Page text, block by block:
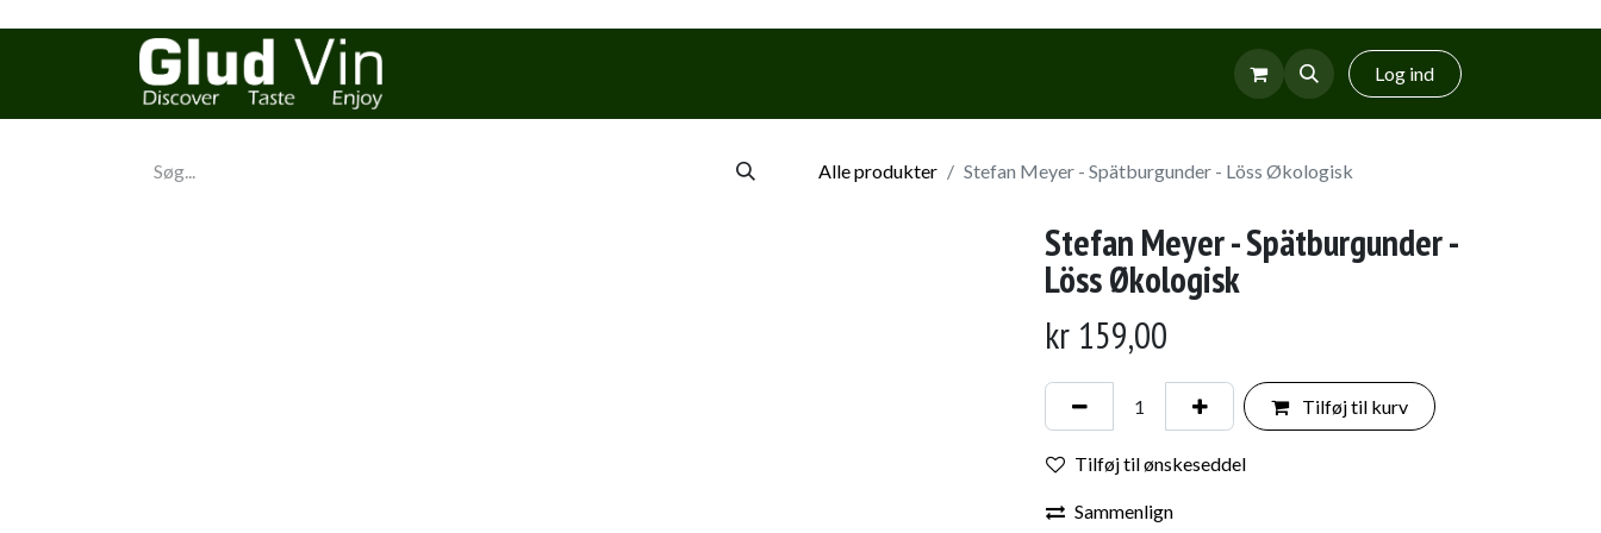
Log ind
Alle produkter Stefan Meyer - Spätburgunder - Löss Økologisk
Stefan Meyer - Spätburgunder -
Löss Økologisk
kr 159,00
Tilføj til kurv
Tilføj til ønskeseddel
Sammenlign